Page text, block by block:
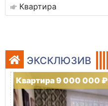
Квартира
ЭКСКЛЮЗИВ
Квартира 9 000 000 ₽